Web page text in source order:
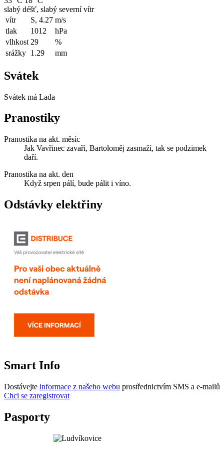
slabý déšť, slabý severní vítr
vítr
S, 4.27 m/s
tlak
1012
hPa
vlhkost 29
%
srážky 1.29 mm
Svátek
Svátek má Lada
Pranostiky
Pranostika na akt. měsíc
Jak Vavřinec zavaří, Bartoloměj zasmaží, tak se podzimek
daří.
Pranostika na akt. den
Když srpen pálí, bude pálit i víno.
Odstávky elektřiny
Smart Info
Dostávejte informace z našeho webu prostřednictvím SMS a e-mailů
Chci se zaregistrovat
Pasporty